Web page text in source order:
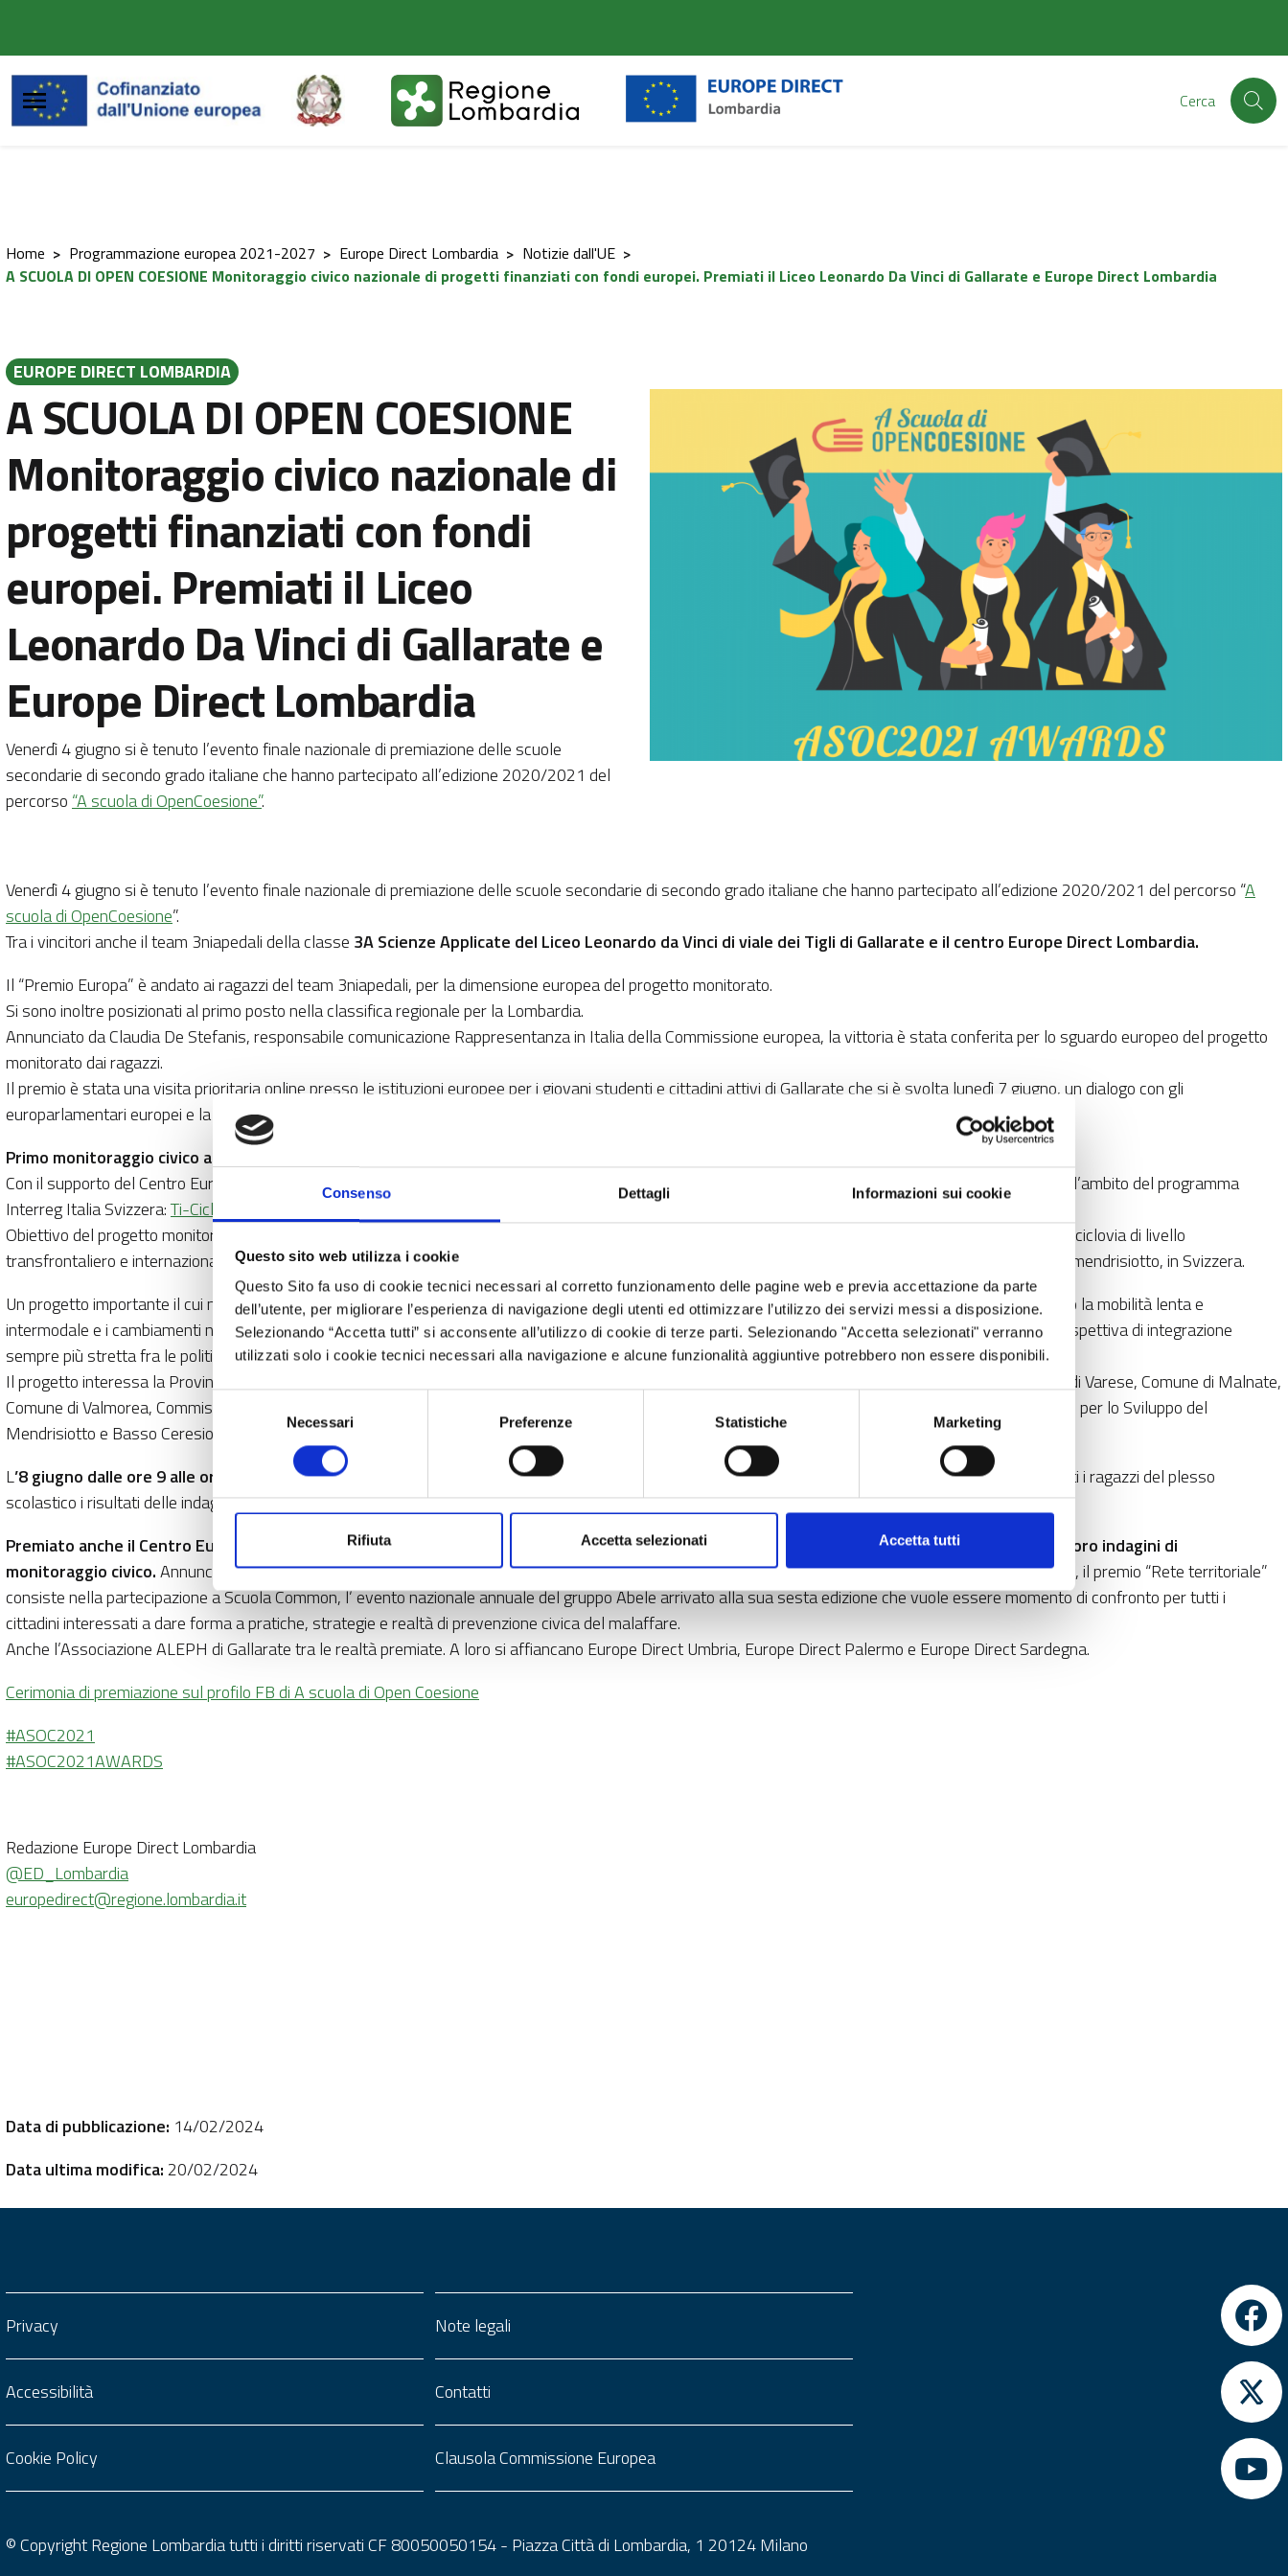
Consenso Dettagli Informazioni sui cookie
Questo sito web utilizza i cookie
Questo Sito fa uso di cookie tecnici necessari al corretto funzionamento delle pagine web e previa accettazione da parte
dell’utente, per migliorare l’esperienza di navigazione degli utenti ed ottimizzare l’utilizzo dei servizi messi a disposizione.
Selezionando “Accetta tutti” si acconsente all’utilizzo di cookie di terze parti. Selezionando "Accetta selezionati" verranno
utilizzati solo i cookie tecnici necessari alla navigazione e alcune funzionalità aggiuntive potrebbero non essere disponibili.
Necessari Preferenze Statistiche Marketing
Rifiuta Accetta selezionati Accetta tutti
Cerca
Home > Programmazione europea 2021-2027 > Europe Direct Lombardia > Notizie dall'UE >
A SCUOLA DI OPEN COESIONE Monitoraggio civico nazionale di progetti finanziati con fondi europei. Premiati il Liceo Leonardo Da Vinci di Gallarate e Europe Direct Lombardia
EUROPE DIRECT LOMBARDIA
A SCUOLA DI OPEN COESIONE
Monitoraggio civico nazionale di
progetti finanziati con fondi
europei. Premiati il Liceo
Leonardo Da Vinci di Gallarate e
Europe Direct Lombardia
Venerdì 4 giugno si è tenuto l’evento finale nazionale di premiazione delle scuole
secondarie di secondo grado italiane che hanno partecipato all’edizione 2020/2021 del
percorso “A scuola di OpenCoesione”.
Venerdì 4 giugno si è tenuto l’evento finale nazionale di premiazione delle scuole secondarie di secondo grado italiane che hanno partecipato all’edizione 2020/2021 del percorso “A
scuola di OpenCoesione”.
Tra i vincitori anche il team 3niapedali della classe 3A Scienze Applicate del Liceo Leonardo da Vinci di viale dei Tigli di Gallarate e il centro Europe Direct Lombardia.
Il “Premio Europa” è andato ai ragazzi del team 3niapedali, per la dimensione europea del progetto monitorato.
Si sono inoltre posizionati al primo posto nella classifica regionale per la Lombardia.
Annunciato da Claudia De Stefanis, responsabile comunicazione Rappresentanza in Italia della Commissione europea, la vittoria è stata conferita per lo sguardo europeo del progetto
monitorato dai ragazzi.
Il premio è stata una visita prioritaria online presso le istituzioni europee per i giovani studenti e cittadini attivi di Gallarate che si è svolta lunedì 7 giugno, un dialogo con gli
europarlamentari europei e la possibilità di assistere ad una seduta plenaria in diretta nel prossimo autunno.
Primo monitoraggio civico a livello nazionale di un progetto di cooperazione territoriale europea quello degli studenti del Liceo Da Vinci.
Con il supporto del Centro Europe Direct Lombardia, i ragazzi si sono cimentati nell’analisi di un progetto di cooperazione territoriale europea finanziato nell’ambito del programma
Interreg Italia Svizzera:Ti-Ciclo-Via
Obiettivo del progetto monitorato è lo sviluppo di un'offerta di mobilità ciclistica efficiente e integrata ai trasporti pubblici attraverso la realizzazione di una ciclovia di livello
transfrontaliero e internazionale che possa incrementare la domanda di mobilità ciclistica e sostenibile sul territorio al confine tra il varesotto, in Italia, e il mendrisiotto, in Svizzera.
Un progetto importante il cui nome gioca su tanti significati: una VIA intesa come collegamento fisico tra due stati attraverso la nuova pista; una VIA verso la mobilità lenta e
intermodale e i cambiamenti nelle abitudini quotidiane della cittadinanza nei propri spostamenti verso il lavoro o nel tempo libero; una VIA intesa come prospettiva di integrazione
sempre più stretta fra le politiche comuni dei decisori italiani e svizzeri per potenziare uno sviluppo sostenibile di un territorio strettamente connesso.
Il progetto interessa la Provincia di Varese come soggetto capofila per la parte italiana ed una rete di partenariato transfrontaliero composta da Comune di Varese, Comune di Malnate,
Comune di Valmorea, Commissione Regionale dei Trasporti del Mendrisiotto e Basso Ceresio capofila per la parte svizzera, Cantone Ticino, Ente Regionale per lo Sviluppo del
Mendrisiotto e Basso Ceresio.
L’8 giugno dalle ore 9 alle ore 11.00, l’evento conclusivo online
organizzato dal team 3niapedali del Liceo Da Vinci di Gallarate volto a diffondere a tutti i ragazzi del plesso
scolastico i risultati delle indagini sul progetto monitorato e a condividere con i coetanei l’importante esperienza di cittadinanza attiva vissuta.
Premiato anche il Centro Europe Direct Lombardia quale rete territoriale di A scuola di OpenCoesione per l’egregio supporto alle scuole nelle loro indagini di
monitoraggio civico.Annunciato da Leonardo Ferrante, referente scientifico nazionale della campagna anticorruzione “Riparte il futuro” del gruppo Abele, il premio “Rete territoriale”
consiste nella partecipazione a Scuola Common, l’ evento nazionale annuale del gruppo Abele arrivato alla sua sesta edizione che vuole essere momento di confronto per tutti i
cittadini interessati a dare forma a pratiche, strategie e realtà di prevenzione civica del malaffare.
Anche l’Associazione ALEPH di Gallarate tra le realtà premiate. A loro si affiancano Europe Direct Umbria, Europe Direct Palermo e Europe Direct Sardegna.
Cerimonia di premiazione sul profilo FB di A scuola di Open Coesione
#ASOC2021
#ASOC2021AWARDS
Redazione Europe Direct Lombardia
@ED_Lombardia
europedirect@regione.lombardia.it
Data di pubblicazione: 14/02/2024
Data ultima modifica:20/02/2024
Privacy
Accessibilità
Cookie Policy
Note legali
Contatti
Clausola Commissione Europea
© Copyright Regione Lombardia tutti i diritti riservati CF 80050050154 - Piazza Città di Lombardia, 1 20124 Milano